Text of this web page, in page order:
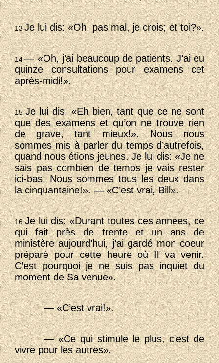
13Je lui dis: «Oh, pas mal, je crois; et toi?».
14— «Oh, j’ai beaucoup de patients. J’ai eu
quinze consultations pour examens cet
après-midi!».
15Je lui dis: «Eh bien, tant que ce ne sont
que des examens et qu’on ne trouve rien
de grave, tant mieux!». Nous nous
sommes mis à parler du temps d’autrefois,
quand nous étions jeunes. Je lui dis: «Je ne
sais pas combien de temps je vais rester
ici-bas. Nous sommes tous les deux dans
la cinquantaine!». — «C’est vrai, Bill».
16Je lui dis: «Durant toutes ces années, ce
qui fait près de trente et un ans de
ministère aujourd’hui, j’ai gardé mon coeur
préparé pour cette heure où Il va venir.
C’est pourquoi je ne suis pas inquiet du
moment de Sa venue».
— «C’est vrai!».
— «Ce qui stimule le plus, c’est de
vivre pour les autres».